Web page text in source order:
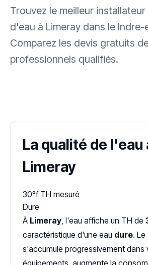
Trouvez le meilleur
d'eau à Limeray dans le Indre-
Comparez les devis gratuits
professionnels qualifiés.
La qualité de l'eau
Limeray
30°f TH mesuré
Dure
À Limeray, l'eau affiche un TH de
caractéristique d'une eau dure.
s'accumule progressivement dans
équipements, augmente la